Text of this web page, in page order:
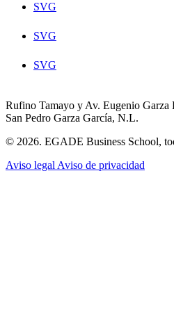
SVG
SVG
SVG
Rufino Tamayo y Av. Eugenio Garza
San Pedro Garza García, N.L.
© 2026. EGADE Business School,
Aviso legal Aviso de privacidad